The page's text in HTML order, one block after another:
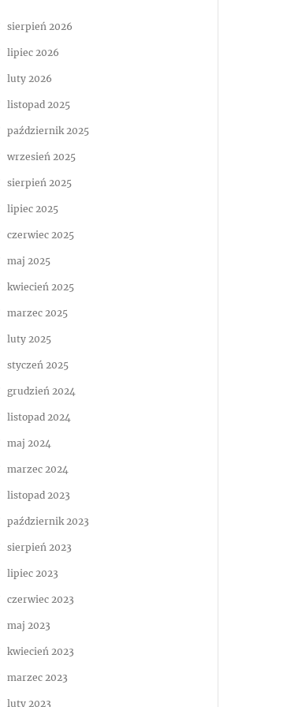
sierpień 2026
lipiec 2026
luty 2026
listopad 2025
październik 2025
wrzesień 2025
sierpień 2025
lipiec 2025
czerwiec 2025
maj 2025
kwiecień 2025
marzec 2025
luty 2025
styczeń 2025
grudzień 2024
listopad 2024
maj 2024
marzec 2024
listopad 2023
październik 2023
sierpień 2023
lipiec 2023
czerwiec 2023
maj 2023
kwiecień 2023
marzec 2023
luty 2023